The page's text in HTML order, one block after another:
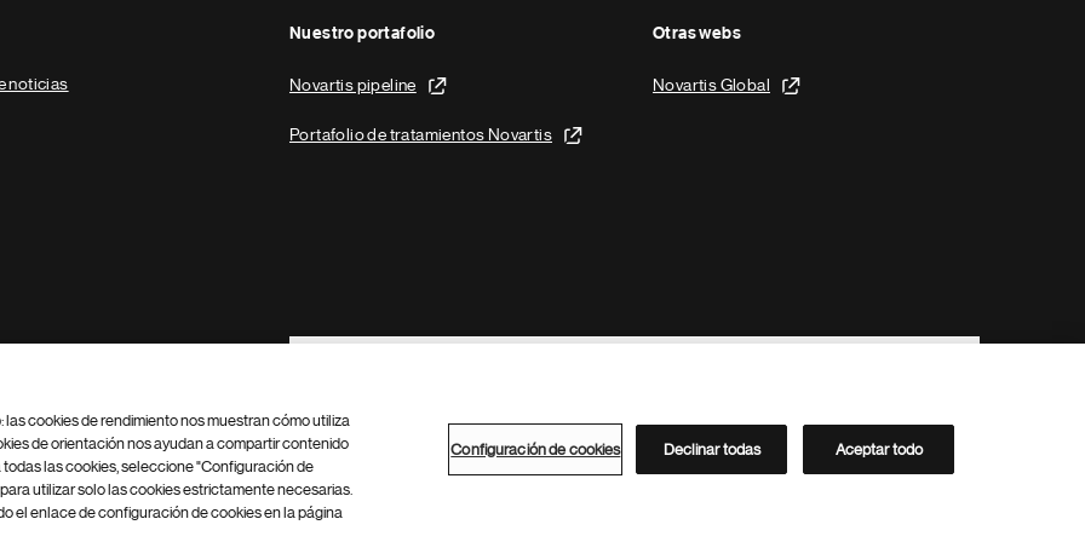
noticias
Nuestro portafolio
Novartis pipeline
Portafolio de tratamientos Novartis
Otras webs
Novartis Global
Footer Site Search
Configuración de cookies Mapa del sitio
Directorio de Novartis
cookies de rendimiento nos muestran cómo utiliza
de orientación nos ayudan a compartir contenido
las cookies, seleccione "Configuración de
utilizar solo las cookies estrictamente necesarias.
el enlace de configuración de cookies en la página
Configuración de cookies Declinar todas Aceptar todo